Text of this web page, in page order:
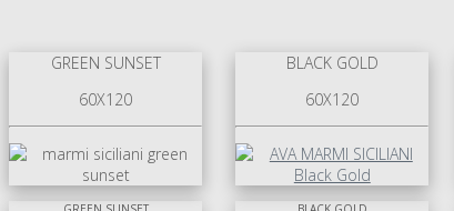
GREEN SUNSET
60X120
BLACK GOLD
60X120